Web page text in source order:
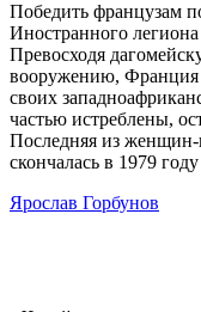
Победить французам
Иностранного
Превосходя
вооружению, Франция
своих
частью истреблены,
Последняя из женщин-
скончалась в 1979
Ярослав Горбунов